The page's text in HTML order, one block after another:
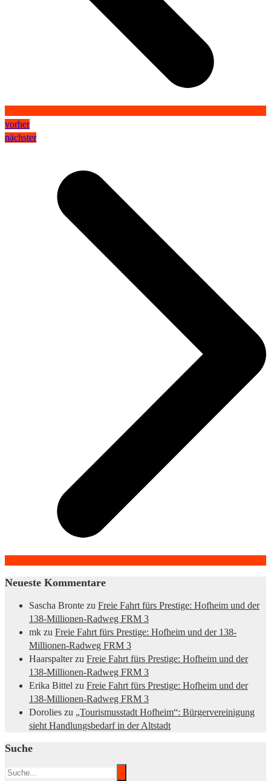
vorher
nächster
Neueste Kommentare
Sascha Bronte zu Freie Fahrt fürs Prestige: Hofheim und der
138-Millionen-Radweg FRM 3
mk zu Freie Fahrt fürs Prestige: Hofheim und der 138-
Millionen-Radweg FRM 3
Haarspalterzu Freie Fahrt fürs Prestige: Hofheim und der
138-Millionen-Radweg FRM 3
Erika Bittel zu Freie Fahrt fürs Prestige: Hofheim und der
138-Millionen-Radweg FRM 3
Dorolies zu „Tourismusstadt Hofheim“: Bürgervereinigung
sieht Handlungsbedarf in der Altstadt
Suche